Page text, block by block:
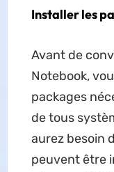
Installer les
Avant de
Notebook,
packages
de tous
aurez besoin
peuvent être